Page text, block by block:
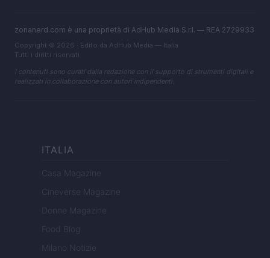
zonanerd.com è una proprietà di AdHub Media S.r.l. — REA 2729933
Copyright © 2026 · Edito da AdHub Media — Italia
Tutti i diritti riservati
I contenuti sono curati dalla redazione con il supporto di strumenti digitali e
realizzati in collaborazione con autori indipendenti.
ITALIA
Casa Magazine
Cineverse Magazine
Donne Magazine
Food Blog
Milano Notizie